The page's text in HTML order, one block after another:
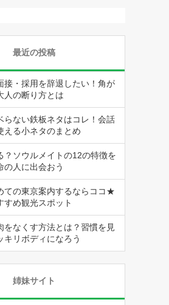
最近の投稿
接・採用を辞退したい！角が
人の断り方とは
らない鉄板ネタはコレ！会話
える小ネタのまとめ
？ソウルメイトの12の特徴を
の人に出会おう
ての東京案内するならココ★
すめ観光スポット
をなくす方法とは？習慣を見
キリボディになろう
姉妹サイト